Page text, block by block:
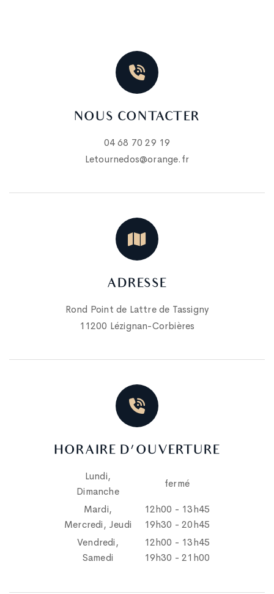
NOUS CONTACTER
04 68 70 29 19
Letournedos@orange.fr
ADRESSE
Rond Point de Lattre de Tassigny
11200 Lézignan-Corbières
HORAIRE D'OUVERTURE
Lundi,
Dimanche
fermé
Mardi,
Mercredi, Jeudi
12h00 - 13h45
19h30 - 20h45
Vendredi,
Samedi
12h00 - 13h45
19h30 - 21h00